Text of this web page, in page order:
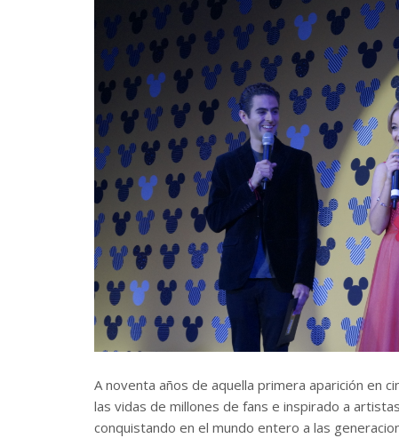
A noventa años de aquella primera aparición en
las vidas de millones de fans e inspirado a
conquistando en el mundo entero a las